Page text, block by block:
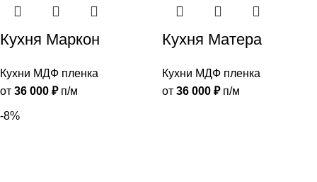
Кухня Маркон
Кухни МДФ пленка
от 36 000 ₽п/м
Кухня Матера
Кухни МДФ пленка
от 36 000 ₽п/м
-8%